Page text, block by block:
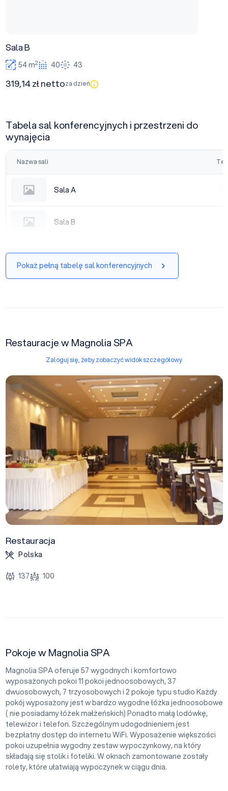
Sala B
54 m2 40 43
319,14 zł nettoza dzień
Tabela sal konferencyjnych i przestrzeni do
wynajęcia
Nazwa sali
Sala A
Sala A
Sala B
Sala B
Pokaż pełną tabelę sal konferencyjnych
Restauracje w Magnolia SPA
Zaloguj się, żeby zobaczyć widok szczegółowy
Restauracja
Polska
137 100
Pokoje w Magnolia SPA
Magnolia SPA oferuje 57 wygodnych i komfortowo
wyposażonych pokoi 11 pokoi jednoosobowych, 37
dwuosobowych, 7 trzyosobowych i 2 pokoje typu studio Każdy
pokój wyposażony jest w bardzo wygodne łóżka jednoosobowe
( nie posiadamy łóżek małżeńskich) Ponadto małą lodówkę,
telewizor i telefon. Szczególnym udogodnieniem jest
bezpłatny dostęp do internetu WiFi. Wyposażenie większości
pokoi uzupełnia wygodny zestaw wypoczynkowy, na który
składają się stolik i foteliki. W oknach zamontowane zostały
rolety, które ułatwiają wypoczynek w ciągu dnia.